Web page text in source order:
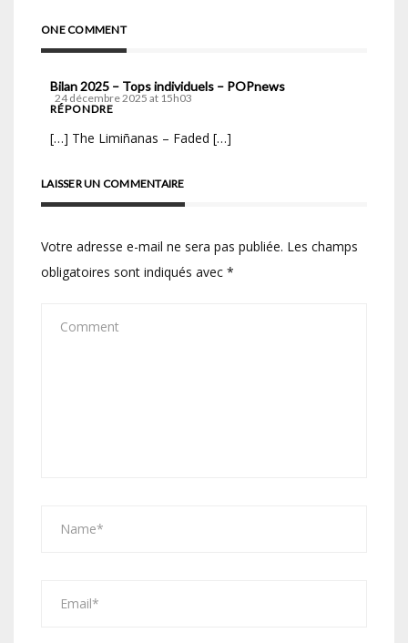
ONE COMMENT
Bilan 2025 – Tops individuels – POPnews
24 décembre 2025 at 15h03
RÉPONDRE
[…] The Limiñanas – Faded […]
LAISSER UN COMMENTAIRE
Votre adresse e-mail ne sera pas publiée. Les champs
obligatoires sont indiqués avec *